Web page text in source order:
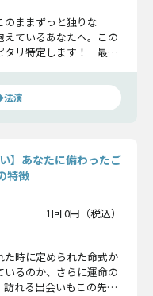
ままずっと独りな
ているあなたへ。この
タリ特定します！ 最短
法演
】あなたに備わったご
特徴
1回 0円（税込）
時に定められた命式か
るのか、さらに運命の
れる出会いもこの先の